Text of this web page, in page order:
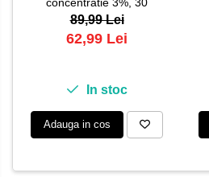
monodoze x 5 ml
89,99 Lei
62,99 Lei
In stoc
Adauga in cos